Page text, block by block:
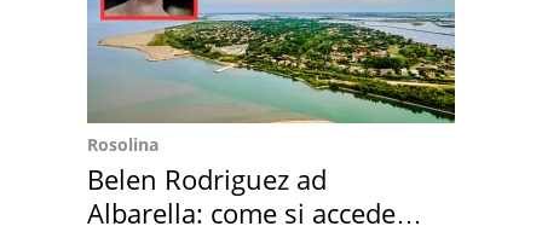
Rosolina
Belen Rodriguez ad
Albarella: come si accede